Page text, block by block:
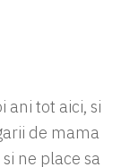
ani tot aici, si
de mama
ne place sa